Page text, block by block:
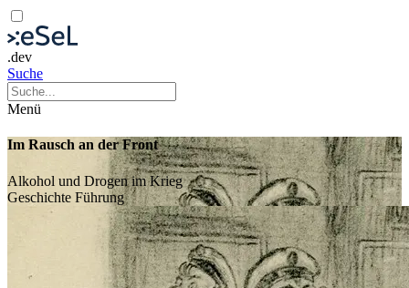
.dev
Suche
Menü
Im Rausch an der Front
Alkohol und Drogen im Krieg
Geschichte Führung